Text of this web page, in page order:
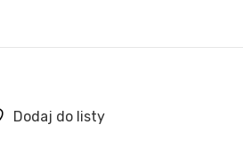
Dodaj do listy